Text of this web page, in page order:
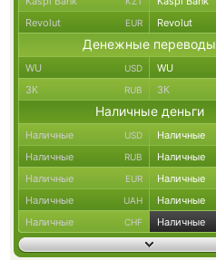
Revolut EUR Revolut
Денежные переводы
WU USD WU
ЗК RUB ЗК
Наличные деньги
Наличные USD Наличные
Наличные RUB Наличные
Наличные EUR Наличные
Наличные UAH Наличные
Наличные CHF Наличные